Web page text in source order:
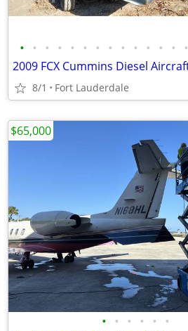
• • • • • • • • • • • • • •
8/1 Fort Lauderdale
• • • • • •
$65,000